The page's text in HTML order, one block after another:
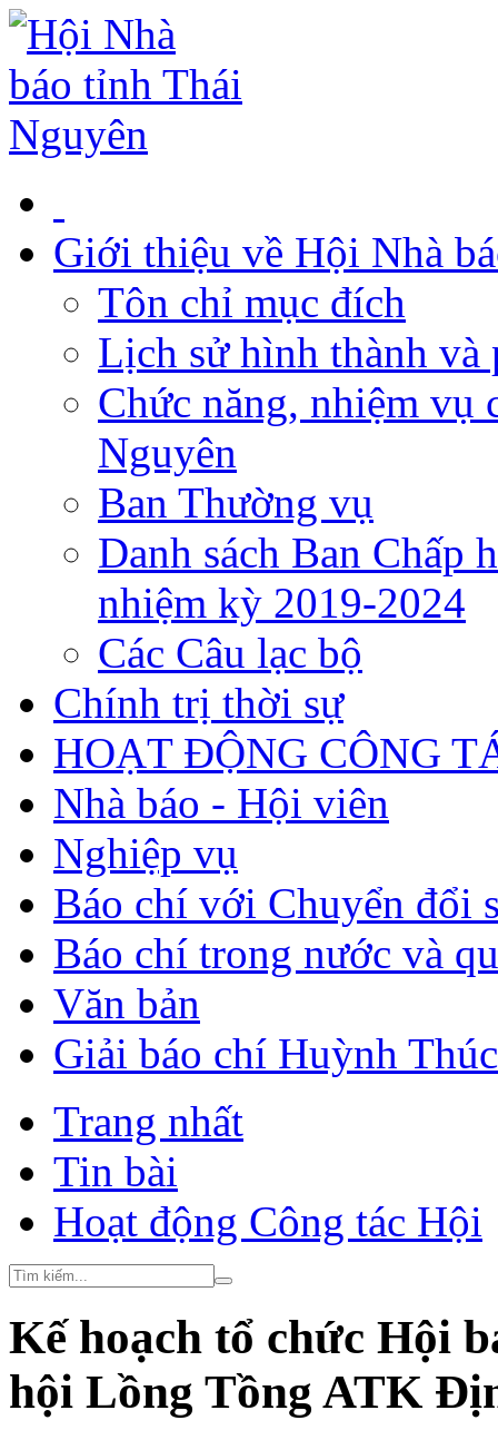
Giới thiệu về Hội Nhà
Tôn chỉ mục đích
Lịch sử hình thành và
Chức năng, nhiệm vụ
Nguyên
Ban Thường vụ
Danh sách Ban Chấp
nhiệm kỳ 2019-2024
Các Câu lạc bộ
Chính trị thời sự
HOẠT ĐỘNG CÔNG
Nhà báo - Hội viên
Nghiệp vụ
Báo chí với Chuyển đổi
Báo chí trong nước và
Văn bản
Giải báo chí Huỳnh
Trang nhất
Tin bài
Hoạt động Công tác Hội
Kế hoạch tổ chức Hội
hội Lồng Tồng ATK